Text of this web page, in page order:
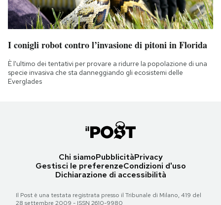
I conigli robot contro l’invasione di pitoni in Florida
È l'ultimo dei tentativi per provare a ridurre la popolazione di una
specie invasiva che sta danneggiando gli ecosistemi delle
Everglades
Chi siamoPubblicitàPrivacy
Gestisci le preferenzeCondizioni d'uso
Dichiarazione di accessibilità
Il Post è una testata registrata presso il Tribunale di Milano, 419 del
28 settembre 2009 - ISSN 2610-9980